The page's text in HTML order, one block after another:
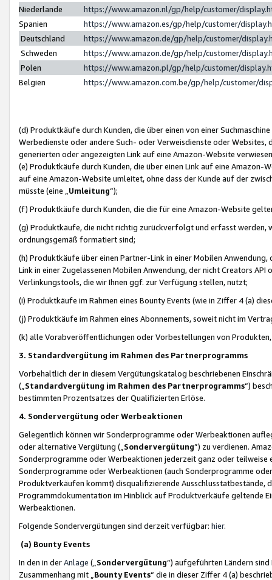
Niederlande
https://www.amazon.nl/gp/help/customer/
Spanien
https://www.amazon.es/gp/help/customer/
Deutschland
https://www.amazon.de/gp/help/customer/
Schweden
https://www.amazon.de/gp/help/customer/
Polen
https://www.amazon.pl/gp/help/customer/
Belgien
https://www.amazon.com.be/gp/help/customer/
(d) Produktkäufe durch Kunden, die über einen von einer
Werbedienste oder andere Such- oder Verweisdienste oder Websites,
generierten oder angezeigten Link auf eine Amazon-Website
(e) Produktkäufe durch Kunden, die über einen Link auf eine
auf eine Amazon-Website umleitet, ohne dass der Kunde auf der
müsste (eine „ Umleitung“);
(f) Produktkäufe durch Kunden, die die für eine Amazon-Website
(g) Produktkäufe, die nicht richtig zurückverfolgt und erfasst werden,
ordnungsgemäß formatiert sind;
(h) Produktkäufe über einen Partner-Link in einer Mobilen
Link in einer Zugelassenen Mobilen Anwendung, der nicht Creators
Verlinkungstools, die wir Ihnen ggf. zur Verfügung stellen, nutzt;
(i) Produktkäufe im Rahmen eines Bounty Events (wie in Ziffer 4 (a)
(j) Produktkäufe im Rahmen eines Abonnements, soweit nicht im
(k) alle Vorabveröffentlichungen oder Vorbestellungen von
3. Standardvergütung im Rahmen des Partnerprogramms
Vorbehaltlich der in diesem Vergütungskatalog beschriebenen
(„ Standardvergütung im Rahmen des Partnerprogramms“)
bestimmten Prozentsatzes der Qualifizierten Erlöse.
4. Sondervergütung oder Werbeaktionen
Gelegentlich können wir Sonderprogramme oder Werbeaktionen
oder alternative Vergütung („ Sondervergütung”) zu verdienen.
Sonderprogramme oder Werbeaktionen jederzeit ganz oder
Sonderprogramme oder Werbeaktionen (auch Sonderprogramme
Produktverkäufen kommt) disqualifizierende Ausschlusstatbestände,
Programmdokumentation im Hinblick auf Produktverkäufe geltende
Werbeaktionen.
Folgende Sondervergütungen sind derzeit verfügbar: hier.
(a) Bounty Events
In den in derAnlage („ Sondervergütung“) aufgeführten Ländern
Zusammenhang mit „ Bounty Events“ die in dieser Ziffer 4 (a)